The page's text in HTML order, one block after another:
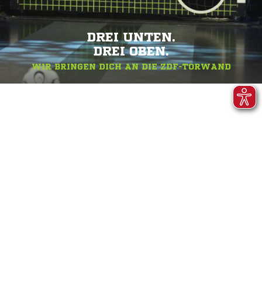
DREI UNTEN.
DREI OBEN.
WIR BRINGEN DICH AN DIE ZDF-TORWAND